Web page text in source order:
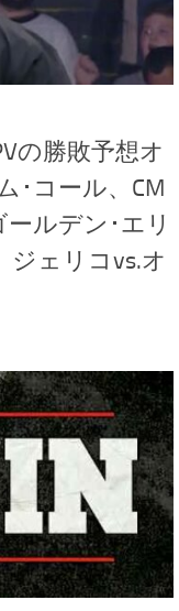
の勝敗予想オ
･コール、CM
ルデン･エリ
ジェリコvs.オ